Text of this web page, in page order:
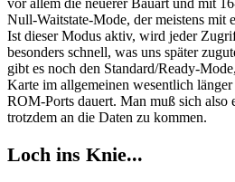
vor allem die neuerer Bauart und mit
Null-Waitstate-Mode, der meistens mit
Ist dieser Modus aktiv, wird jeder
besonders schnell, was uns später
gibt es noch den Standard/Ready-
Karte im allgemeinen wesentlich
ROM-Ports dauert. Man muß sich also
trotzdem an die Daten zu kommen.
Loch ins Knie...